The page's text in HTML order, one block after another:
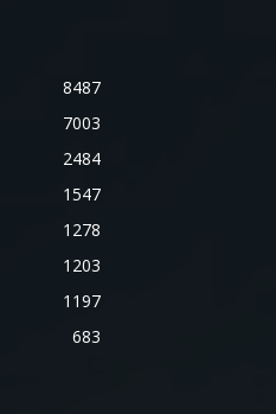
8487
7003
2484
1547
1278
1203
1197
683